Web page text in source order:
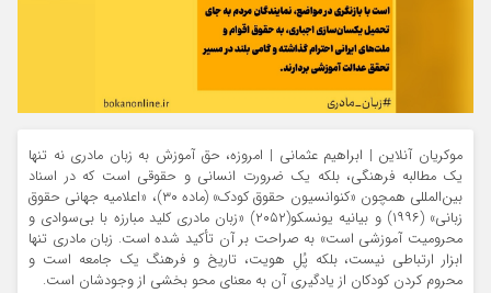
موکریان آنلاین | ابراهیم عثمانی | امروزه، حق آموزش به زبان مادری نه تنها
یک مطالبه فرهنگی، بلکه یک ضرورت انسانی و حقوقی است که در اسناد
بین‌المللی همچون «کنوانسیون حقوق کودک» (ماده ۳۰)، «اعلامیه جهانی حقوق
زبانی» (۱۹۹۶) و بیانیه یونسکو(۲۰۵۲) «زبان مادری کلید مبارزه با بی‌سوادی و
محرومیت آموزشی است» به صراحت بر آن تأکید شده است. زبان مادری تنها
ابزار ارتباطی نیست، بلکه پُلِ هویت، تاریخ و فرهنگ یک جامعه است و
محروم کردن کودکان از یادگیری آن به معنای محو بخشی از وجودشان است.